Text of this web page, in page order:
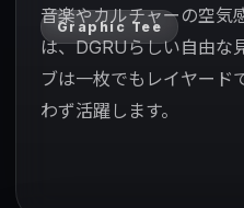
Graphic Tee
音楽やカルチャーの空気
は、DGRUらしい自由な
ブは一枚でもレイヤード
わず活躍します。